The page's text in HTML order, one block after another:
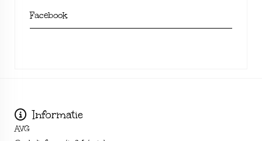
Facebook
Informatie
AVG